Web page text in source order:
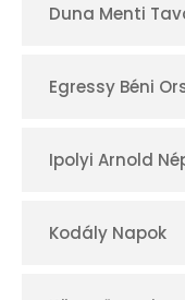
Duna Menti
Egressy Béni
Ipolyi Arnold
Kodály Napok